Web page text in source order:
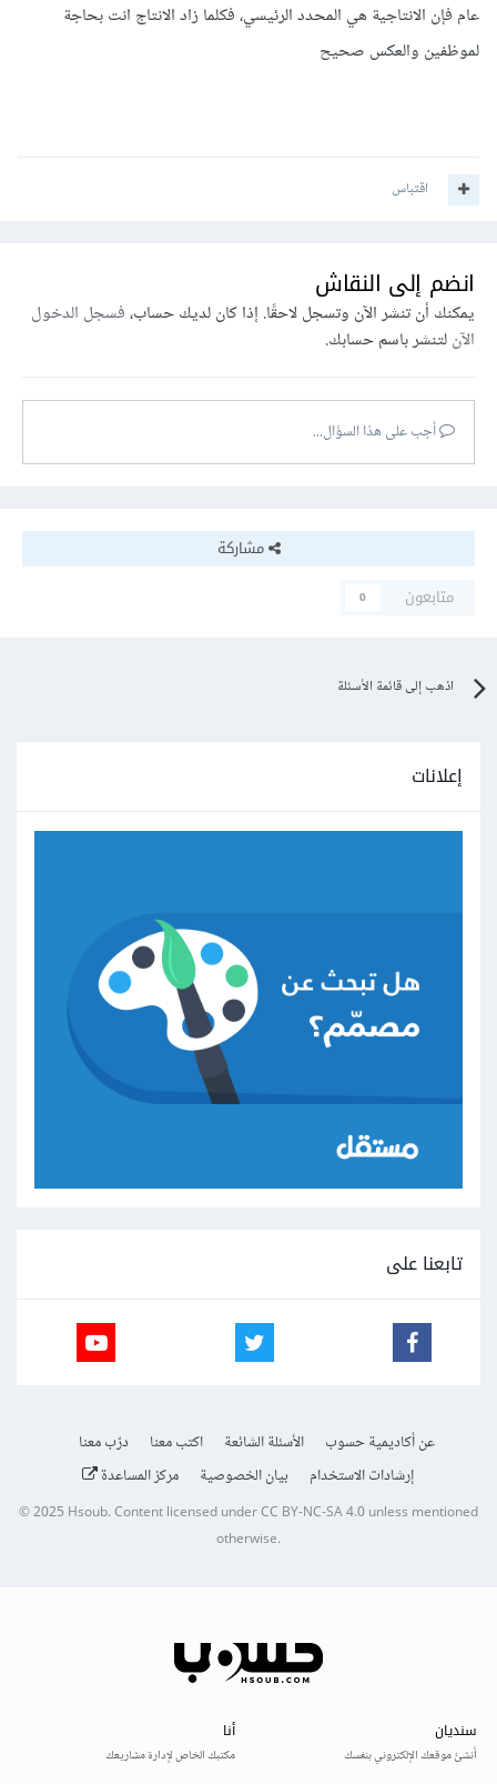
عام فإن الانتاجية هي المحدد الرئيسي، فكلما زاد الانتاج انت بحاجة
لموظفين والعكس صحيح
اقتباس
انضم إلى النقاش
يمكنك أن تنشر الآن وتسجل لاحقًا. إذا كان لديك حساب،فسجل الدخول
الآنلتنشر باسم حسابك.
أجب على هذا السؤال...
مشاركة
متابعون
0
اذهب إلى قائمة الأسئلة
إعلانات
تابعنا على
عن أكاديمية حسوب الأسئلة الشائعة اكتب معنا
درّب معنا
إرشادات الاستخدام
بيان الخصوصية مركز المساعدة
© 2025Hsoub.Content licensed underCC BY-NC-SA 4.0unless mentioned
otherwise.